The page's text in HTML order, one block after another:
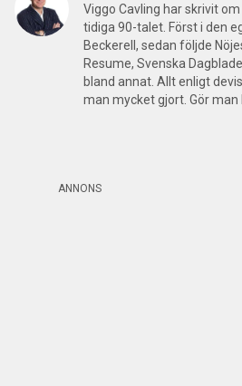
Viggo Cavling har skrivit
tidiga 90-talet. Först i den
Beckerell, sedan följde
Resume, Svenska
bland annat. Allt enligt
man mycket gjort. Gör man
ANNONS